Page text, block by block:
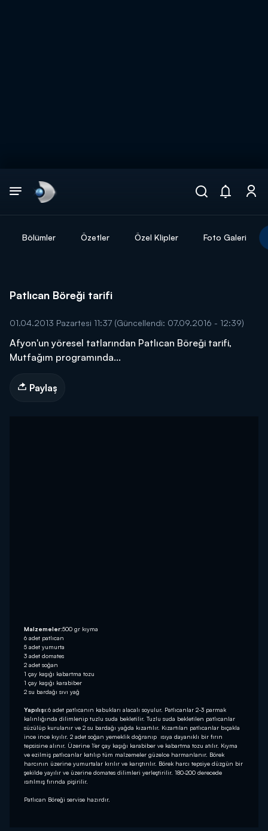
Bölümler Özetler Özel Klipler Foto Galeri
Patlıcan Böreği tarifi
01.04.2013 Pazartesi 11:37 (Güncellendi: 07.09.2016 - 12:39)
Afyon'un yöresel tatlarından Patlıcan Böreği tarifi,
Mutfağım programında...
Paylaş
Malzemeler:500 gr kıyma
6 adet patlıcan
5 adet yumurta
3 adet domates
2 adet soğan
1 çay kaşığı kabartma tozu
1 çay kaşığı karabiber
2 su bardağı sıvı yağ
Yapılışı:6 adet patlıcanın kabukları alacalı soyulur. Patlıcanlar 2-3 parmak
kalınlığında dilimlenip tuzlu suda bekletilir. Tuzlu suda bekletilen patlıcanlar
süzülüp kurulanır ve 2 su bardağı yağda kızartılır. Kızartılan patlıcanlar bıçakla
ince ince kıyılır. 2 adet soğan yemeklik doğranıp ısıya dayanıklı bir fırın
tepsisine alınır. Üzerine 1’er çay kaşığı karabiber ve kabartma tozu atılır. Kıyma
ve ezilmiş patlıcanlar katılıp tüm malzemeler güzelce harmanlanır. Börek
harcının üzerine yumurtalar kırılır ve karıştırılır. Börek harcı tepsiye düzgün bir
şekilde yayılır ve üzerine domates dilimleri yerleştirilir. 180-200 derecede
ısıtılmış fırında pişirilir.
Patlıcan Böreği servise hazırdır.